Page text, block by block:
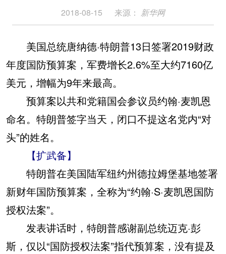
2018-08-15 来源： 新华网
美国总统唐纳德·特朗普13日签署2019财政
年度国防预算案，军费增长2.6%至大约7160亿
美元，增幅为9年来最高。
预算案以共和党籍国会参议员约翰·麦凯恩
命名。特朗普签字当天，闭口不提这名党内“对
头”的姓名。
【扩武备】
特朗普在美国陆军纽约州德拉姆堡基地签署
新财年国防预算案，全称为“约翰·S·麦凯恩国防
授权法案”。
发表讲话时，特朗普感谢副总统迈克·彭
斯，仅以“国防授权法案”指代预算案，没有提及